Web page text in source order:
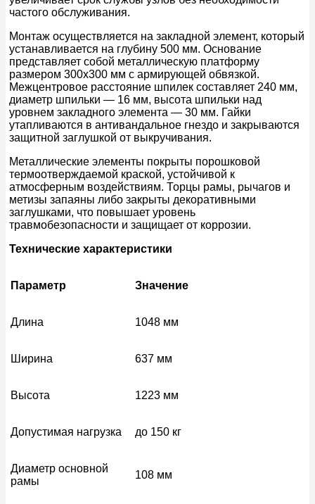
частого обслуживания.
Монтаж осуществляется на закладной элемент, который
устанавливается на глубину 500 мм. Основание
представляет собой металлическую платформу
размером 300х300 мм с армирующей обвязкой.
Межцентровое расстояние шпилек составляет 240 мм,
диаметр шпильки — 16 мм, высота шпильки над
уровнем закладного элемента — 30 мм. Гайки
утапливаются в антивандальное гнездо и закрываются
защитной заглушкой от выкручивания.
Металлические элементы покрыты порошковой
термоотверждаемой краской, устойчивой к
атмосферным воздействиям. Торцы рамы, рычагов и
метизы запаяны либо закрыты декоративными
заглушками, что повышает уровень
травмобезопасности и защищает от коррозии.
Технические характеристики
Параметр Значение
Длина 1048 мм
Ширина 637 мм
Высота 1223 мм
Допустимая нагрузка до 150 кг
Диаметр основной
рамы
108 мм